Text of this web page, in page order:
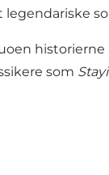
legendariske
som